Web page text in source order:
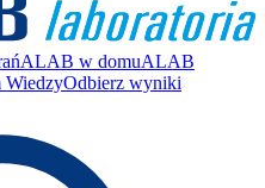
ALAB w domuALAB
WiedzyOdbierz wyniki